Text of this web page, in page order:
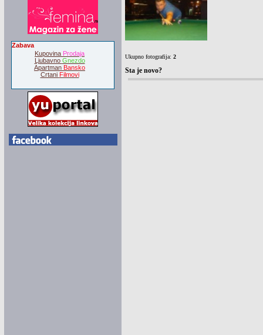
Zabava
Kupovina Prodaja
Ljubavno Gnezdo
Apartman Bansko
Crtani Filmovi
Ukupno fotografija: 2
Sta je novo?